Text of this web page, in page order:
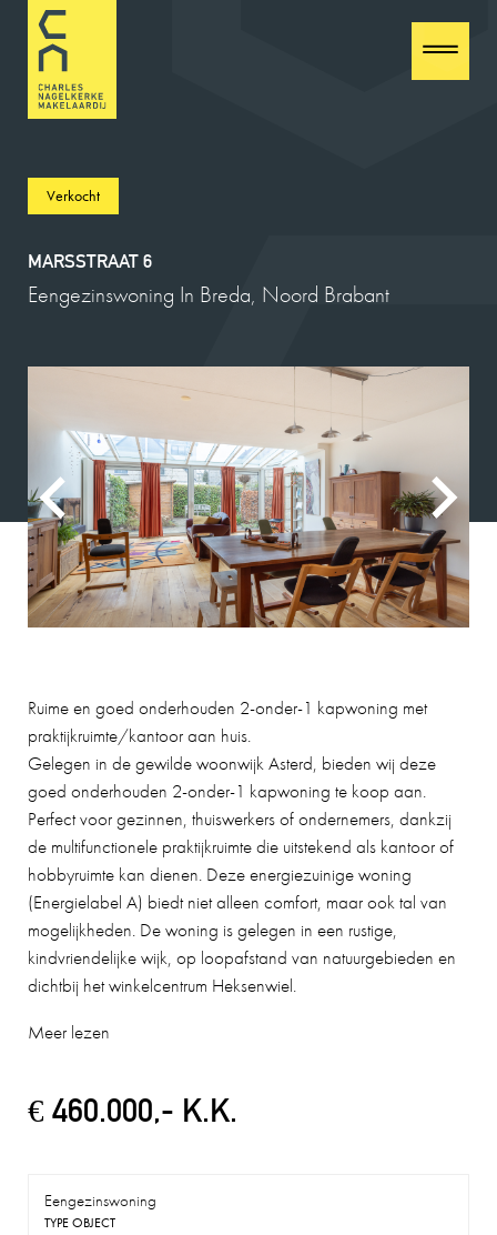
MARSSTRAAT 6
Eengezinswoning In Breda, Noord Brabant
Verkocht
Ruime en goed onderhouden 2-onder-1 kapwoning met
praktijkruimte/kantoor aan huis.
Gelegen in de gewilde woonwijk Asterd, bieden wij deze
goed onderhouden 2-onder-1 kapwoning te koop aan.
Perfect voor gezinnen, thuiswerkers of ondernemers, dankzij
de multifunctionele praktijkruimte die uitstekend als kantoor of
hobbyruimte kan dienen. Deze energiezuinige woning
(Energielabel A) biedt niet alleen comfort, maar ook tal van
mogelijkheden. De woning is gelegen in een rustige,
kindvriendelijke wijk, op loopafstand van natuurgebieden en
dichtbij het winkelcentrum Heksenwiel.
Meer lezen
€ 460.000,- K.K.
Eengezinswoning
TYPE OBJECT